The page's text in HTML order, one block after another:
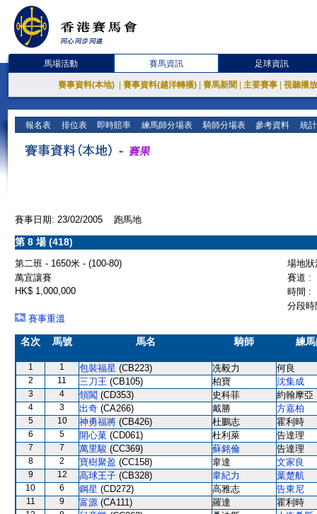
馬場活動 賽馬資訊 足球資訊
賽事資料(本地) 賽事資料(越洋轉播) 賽馬新聞 主要賽事 視聽播
報名表 排位表 即時賠率 練馬師分場表 騎師分場表 參考資料 統
賽事日期: 23/02/2005 跑馬地
第 8 場 (418)
第二班 - 1650米 - (100-80)
場地
萬宜讓賽
賽道 :
HK$ 1,000,000
時間 :
分段
賽事重溫
名次 馬號 馬名 騎師 練
1 1 包裝福星 (CB223) 冼毅力 何良
2 11 三刀王 (CB105) 柏寶 沈集成
3 4 領闖 (CD353) 史科菲 約翰摩亞
4 3 出奇 (CA266) 戴勝 方嘉柏
5 10 神勇福將 (CB426) 杜鵬志 霍利時
6 5 開心菓 (CD061) 杜利萊 告達理
7 7 萬里駿 (CC369) 蘇銘倫 告達理
8 2 寶樹聚盈 (CC158) 韋達 文家良
9 12 高球王子 (CB328) 韋紀力 葉楚航
10 6 鋼星 (CD272) 高雅志 告東尼
11 9 富源 (CA111) 羅達 霍利時